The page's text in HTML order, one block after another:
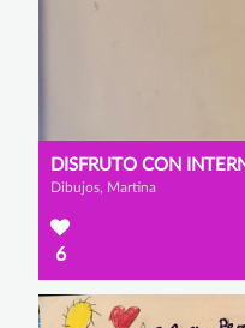
DISFRUTO CON
Dibujos, Martina
6